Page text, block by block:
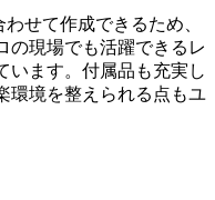
せて作成できるため、
の現場でも活躍できるレ
います。付属品も充実し
環境を整えられる点もユ